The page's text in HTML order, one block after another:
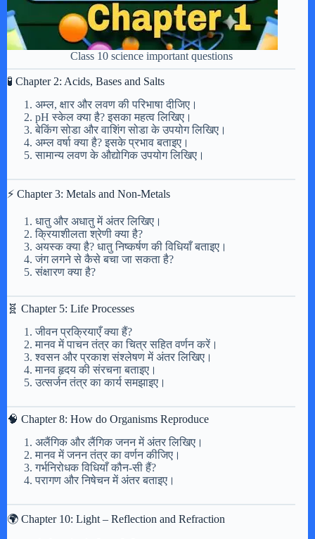
Class 10 science important questions
🧪 Chapter 2: Acids, Bases and Salts
अम्ल, क्षार और लवण की परिभाषा दीजिए।
pH स्केल क्या है? इसका महत्व लिखिए।
बेकिंग सोडा और वाशिंग सोडा के उपयोग लिखिए।
अम्ल वर्षा क्या है? इसके प्रभाव बताइए।
सामान्य लवण के औद्योगिक उपयोग लिखिए।
⚡ Chapter 3: Metals and Non-Metals
धातु और अधातु में अंतर लिखिए।
क्रियाशीलता श्रेणी क्या है?
अयस्क क्या है? धातु निष्कर्षण की विधियाँ बताइए।
जंग लगने से कैसे बचा जा सकता है?
संक्षारण क्या है?
🧬 Chapter 5: Life Processes
जीवन प्रक्रियाएँ क्या हैं?
मानव में पाचन तंत्र का चित्र सहित वर्णन करें।
श्वसन और प्रकाश संश्लेषण में अंतर लिखिए।
मानव हृदय की संरचना बताइए।
उत्सर्जन तंत्र का कार्य समझाइए।
🧠 Chapter 8: How do Organisms Reproduce
अलैंगिक और लैंगिक जनन में अंतर लिखिए।
मानव में जनन तंत्र का वर्णन कीजिए।
गर्भनिरोधक विधियाँ कौन-सी हैं?
परागण और निषेचन में अंतर बताइए।
🌍 Chapter 10: Light – Reflection and Refraction